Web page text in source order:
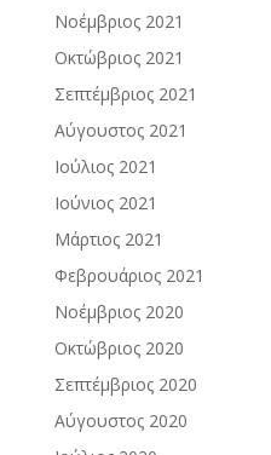
Νοέμβριος 2021
Οκτώβριος 2021
Σεπτέμβριος 2021
Αύγουστος 2021
Ιούλιος 2021
Ιούνιος 2021
Μάρτιος 2021
Φεβρουάριος 2021
Νοέμβριος 2020
Οκτώβριος 2020
Σεπτέμβριος 2020
Αύγουστος 2020